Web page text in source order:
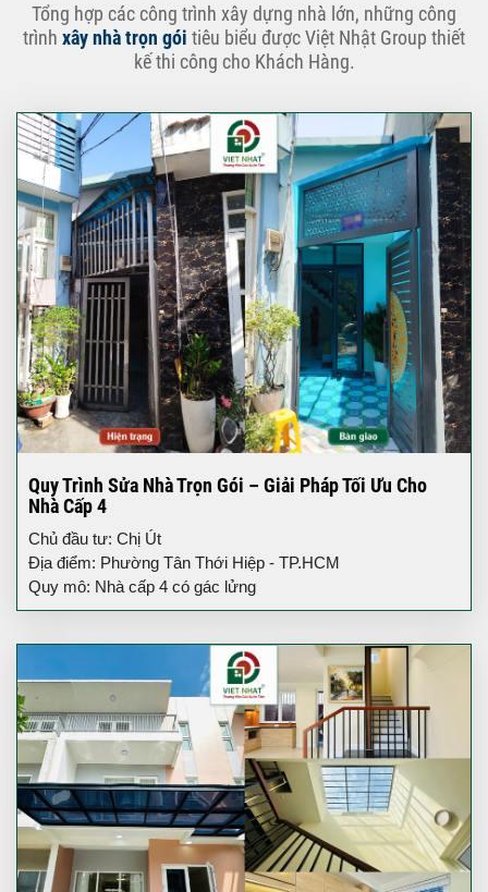
Tổng hợp các công trình xây dựng nhà lớn, những công
trình xây nhà trọn gói tiêu biểu được Việt Nhật Group thiết
kế thi công cho Khách Hàng.
Quy Trình Sửa Nhà Trọn Gói – Giải Pháp Tối Ưu Cho
Nhà Cấp 4
Chủ đầu tư: Chị Út
Địa điểm: Phường Tân Thới Hiệp - TP.HCM
Quy mô: Nhà cấp 4 có gác lửng